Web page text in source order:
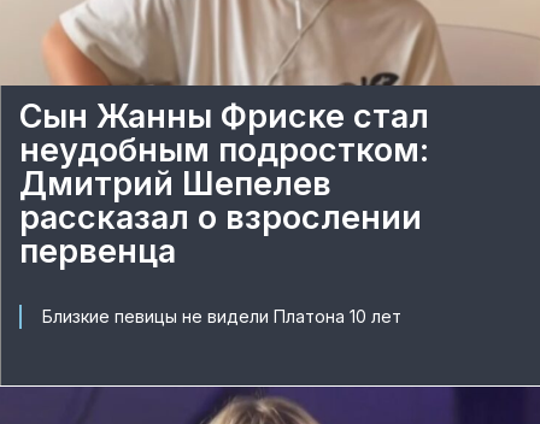
Сын Жанны Фриске стал
неудобным подростком:
Дмитрий Шепелев
рассказал о взрослении
первенца
Близкие певицы не видели Платона 10 лет